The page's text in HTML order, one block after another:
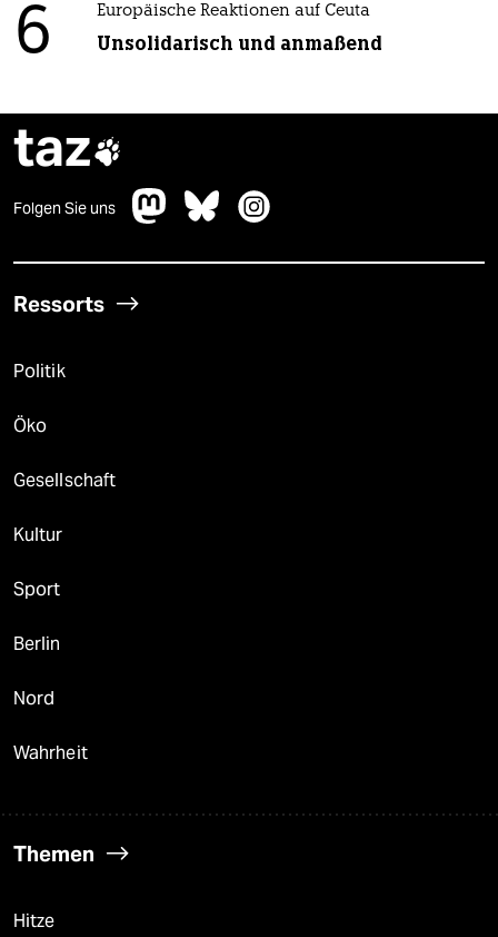
6 Europäische Reaktionen auf Ceuta
Unsolidarisch und anmaßend
taz
Folgen Sie uns
Ressorts
Politik
Öko
Gesellschaft
Kultur
Sport
Berlin
Nord
Wahrheit
Themen
Hitze